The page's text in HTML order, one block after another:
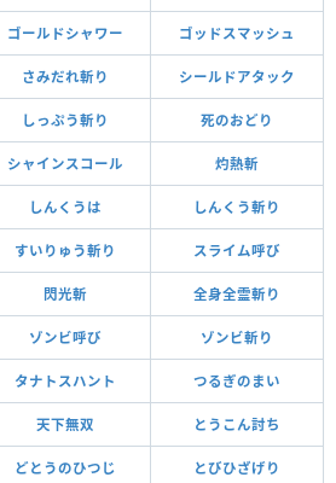
ゴールドシャワー ゴッドスマッシュ
さみだれ斬り シールドアタック
しっぷう斬り 死のおどり
シャインスコール 灼熱斬
しんくうは しんくう斬り
すいりゅう斬り スライム呼び
閃光斬 全身全霊斬り
ゾンビ呼び ゾンビ斬り
タナトスハント つるぎのまい
天下無双 とうこん討ち
どとうのひつじ とびひざげり